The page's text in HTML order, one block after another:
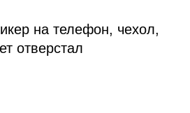
на телефон, чехол,
отверстал